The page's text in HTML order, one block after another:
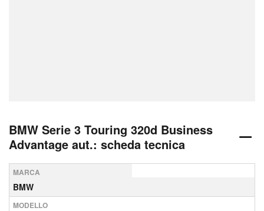
BMW Serie 3 Touring 320d Business
Advantage aut.: scheda tecnica
MARCA
BMW
MODELLO